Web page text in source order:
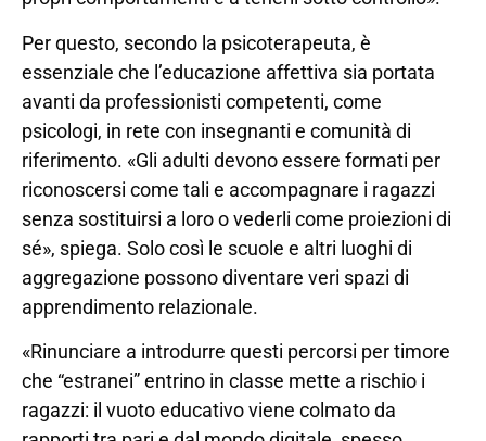
Per questo, secondo la psicoterapeuta, è
essenziale che l’educazione affettiva sia portata
avanti da professionisti competenti, come
psicologi, in rete con insegnanti e comunità di
riferimento. «Gli adulti devono essere formati per
riconoscersi come tali e accompagnare i ragazzi
senza sostituirsi a loro o vederli come proiezioni di
sé», spiega. Solo così le scuole e altri luoghi di
aggregazione possono diventare veri spazi di
apprendimento relazionale.
«Rinunciare a introdurre questi percorsi per timore
che “estranei” entrino in classe mette a rischio i
ragazzi: il vuoto educativo viene colmato da